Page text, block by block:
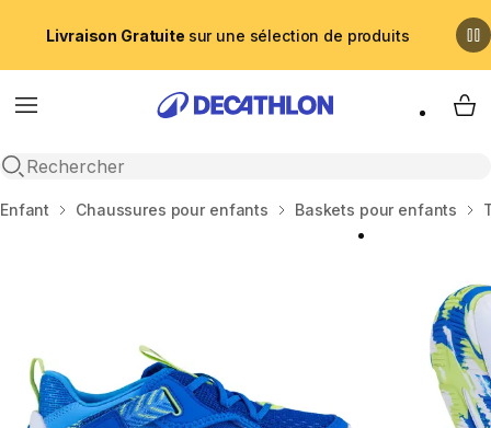
Livraison Gratuite sur une sélection de produits
Menu
Recherche ouverte
My
Accueil
Enfant Chaussures pour enfants Baskets pour enfants